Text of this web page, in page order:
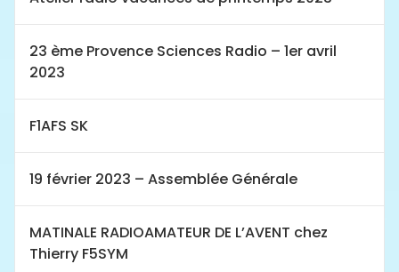
23 ème Provence Sciences Radio – 1er avril
2023
F1AFS SK
19 février 2023 – Assemblée Générale
MATINALE RADIOAMATEUR DE L’AVENT chez
Thierry F5SYM